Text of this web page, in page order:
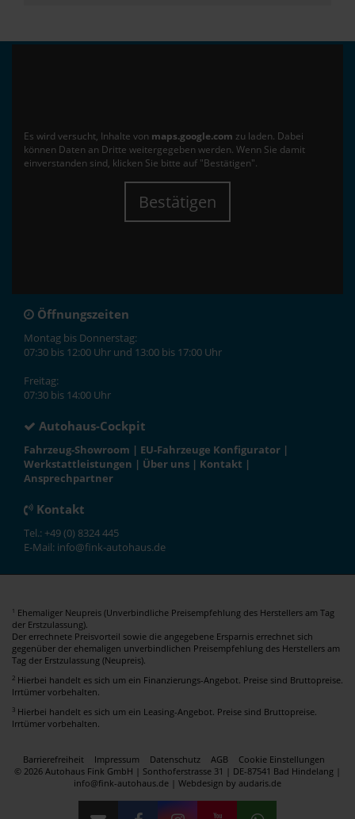
Es wird versucht, Inhalte von maps.google.com zu laden. Dabei
können Daten an Dritte weitergegeben werden. Wenn Sie damit
einverstanden sind, klicken Sie bitte auf "Bestätigen".
Bestätigen
Öffnungszeiten
Montag bis Donnerstag:
07:30 bis 12:00 Uhr und 13:00 bis 17:00 Uhr
Freitag:
07:30 bis 14:00 Uhr
Autohaus-Cockpit
Fahrzeug-Showroom | EU-Fahrzeuge Konfigurator |
Werkstattleistungen | Über uns | Kontakt |
Ansprechpartner
Kontakt
Tel.: +49 (0) 8324 445
E-Mail: info@fink-autohaus.de
1 Ehemaliger Neupreis (Unverbindliche Preisempfehlung des Herstellers am Tag
der Erstzulassung).
Der errechnete Preisvorteil sowie die angegebene Ersparnis errechnet sich
gegenüber der ehemaligen unverbindlichen Preisempfehlung des Herstellers am
Tag der Erstzulassung (Neupreis).
2 Hierbei handelt es sich um ein Finanzierungs-Angebot. Preise sind Bruttopreise.
Irrtümer vorbehalten.
3 Hierbei handelt es sich um ein Leasing-Angebot. Preise sind Bruttopreise.
Irrtümer vorbehalten.
Barrierefreiheit Impressum Datenschutz AGB
Cookie Einstellungen
© 2026 Autohaus Fink GmbH | Sonthoferstrasse 31 | DE-87541 Bad Hindelang |
info@fink-autohaus.de | Webdesign by audaris.de